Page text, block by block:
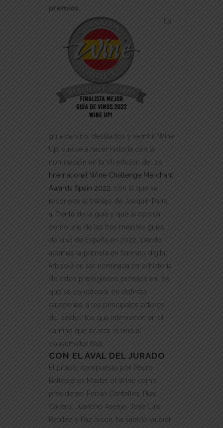
premios.
La
guía de vino, destilados y vermut Wine
Up! vuelve a hacer historia con la
nominación en la VII edición de los
International Wine Challenge Merchant
Awards Spain 2022 , con la que se
reconoce el trabajo de Joaquín Parra
al frente de la guía y que la coloca
como una de las tres mejores guías
de vino de España en 2022, siendo
además la primera en formato digital
(ebook) en ser nominada en la historia
de estos prestigiosos premios en los
que se condecora, en distintas
categorías, a los principales actores
del sector, los que intervienen en el
camino que acerca el vino al
consumidor final.
CON EL AVAL DEL JURADO
El jurado, compuesto por Pedro
Ballesteros Master of Wine como
presidente, Ferrán Centelles, Pilar
Cavero, Juancho Asenjo, José Luis
Benítez y Paz Ívison, ha sabido valorar